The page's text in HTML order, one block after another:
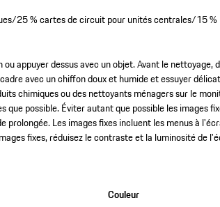
25 % cartes de circuit pour unités centrales/15
appuyer dessus avec un objet. Avant le nettoyage,
avec un chiffon doux et humide et essuyer
chimiques ou des nettoyants ménagers sur le
que possible. Éviter autant que possible les images
Les images fixes incluent les menus à
fixes, réduisez le contraste et la luminosité de
Couleur